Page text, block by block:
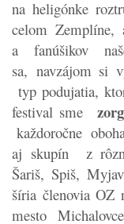
na heligónke
celom Zemplíne,
a fanúšikov
sa, navzájom si
typ podujatia,
festival sme
každoročne
aj skupín z
Šariš, Spiš,
šíria členovia OZ
mesto